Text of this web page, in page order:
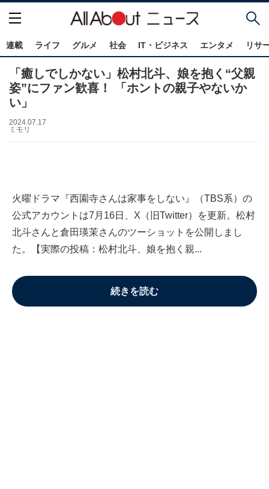
連載 ライフ グルメ 社会 IT・ビジネス エンタメ リサ
「癒しでしかない」松村北斗、娘を抱く“父親
姿”にファン歓喜！ 「ホントの親子やないか
い」
2024.07.17
ミモリ
火曜ドラマ『西園寺さんは家事をしない』（TBS系）の
公式アカウントは7月16日、X（旧Twitter）を更新。松村
北斗さんと倉田瑛茉さんのツーショットを公開しまし
た。【実際の投稿：松村北斗、娘を抱く親...
続きを読む